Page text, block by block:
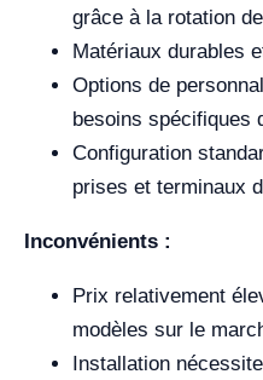
grâce à la rotation
Matériaux durables
Options de
besoins spécifiques
Configuration
prises et terminaux
Inconvénients :
Prix relativement
modèles sur le
Installation